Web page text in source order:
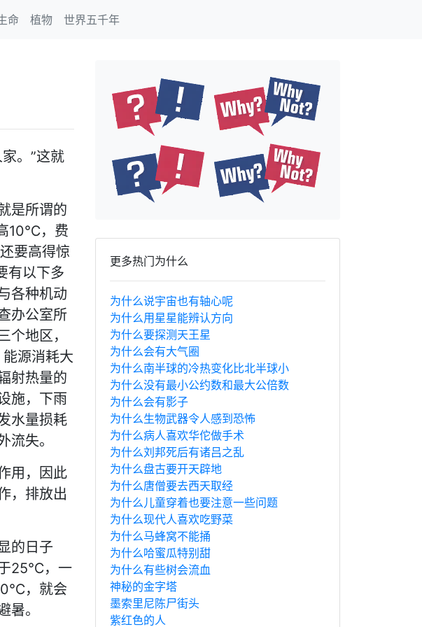
命 植物 世界五千年
。”这就
是所谓的
10℃，费
要高得惊
有以下多
各种机动
办公室所
地区，
源消耗大
射热量的
施，下雨
水量损耗
失。
用，因此
，排放出
的日子
于25℃，一
，就会
。
更多热门为什么
为什么说宇宙也有轴心呢
为什么用星星能辨认方向
为什么要探测天王星
为什么会有大气圈
为什么南半球的冷热变化比北半球小
为什么没有最小公约数和最大公倍数
为什么会有影子
为什么生物武器令人感到恐怖
为什么病人喜欢华佗做手术
为什么刘邦死后有诸吕之乱
为什么盘古要开天辟地
为什么唐僧要去西天取经
为什么儿童穿着也要注意一些问题
为什么现代人喜欢吃野菜
为什么马蜂窝不能捅
为什么哈蜜瓜特别甜
为什么有些树会流血
神秘的金字塔
墨索里尼陈尸街头
紫红色的人